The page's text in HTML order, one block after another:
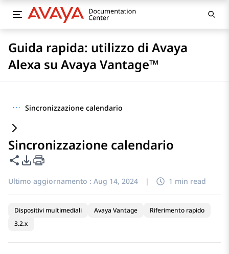
Guida rapida: utilizzo di Avaya
Alexa su Avaya Vantage™
··· Sincronizzazione calendario
Sincronizzazione calendario
Condividi questa pagina
Opzioni di esportazione PDF
Ultimo aggiornamento : Aug 14, 2024 | 1 min read
Dispositivi multimediali Avaya Vantage
Riferimento rapido
3.2.x